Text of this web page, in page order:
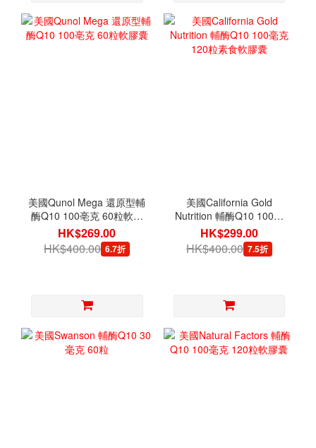
美國Qunol Mega 還原型輔
酶Q10 100亳克 60粒軟膠
囊
HK$269.00
HK$400.00 6.7折
美國California Gold
Nutrition 輔酶Q10 100毫
克 120粒素食軟膠囊
HK$299.00
HK$400.00 7.5折